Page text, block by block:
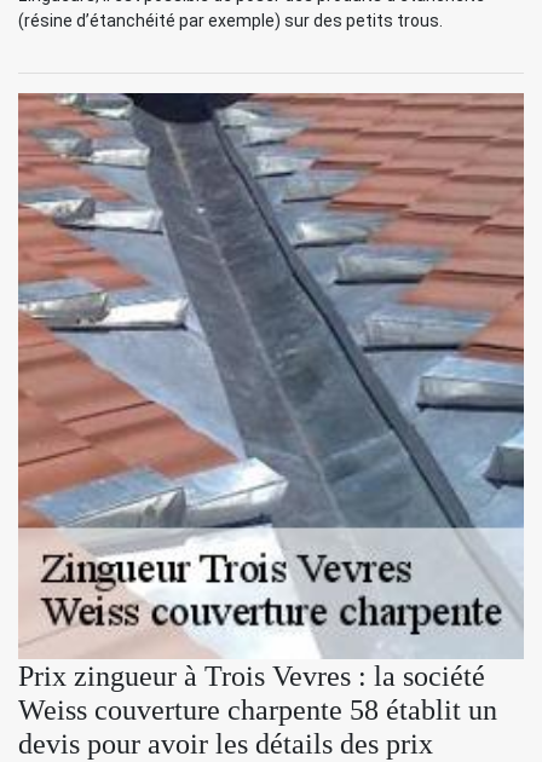
(résine d’étanchéité par exemple) sur des petits trous.
Prix zingueur à Trois Vevres : la société
Weiss couverture charpente 58 établit un
devis pour avoir les détails des prix